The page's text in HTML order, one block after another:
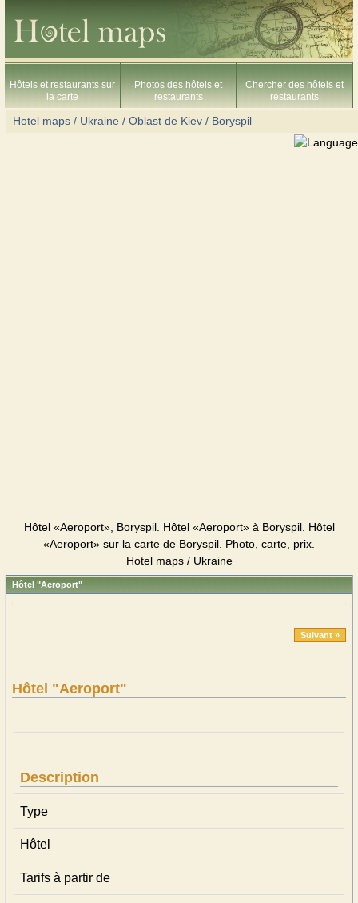
Hôtels et restaurants sur
la carte
Photos des hôtels et
restaurants
Chercher des hôtels et
restaurants
Hotel maps / Ukraine / Oblast de Kiev / Boryspil
Hôtel «Aeroport», Boryspil. Hôtel «Aeroport» à Boryspil. Hôtel
«Aeroport» sur la carte de Boryspil. Photo, carte, prix.
Hotel maps / Ukraine
Hôtel "Aeroport"
Suivant »
Hôtel "Aeroport"
Description
Type
Hôtel
Tarifs à partir de